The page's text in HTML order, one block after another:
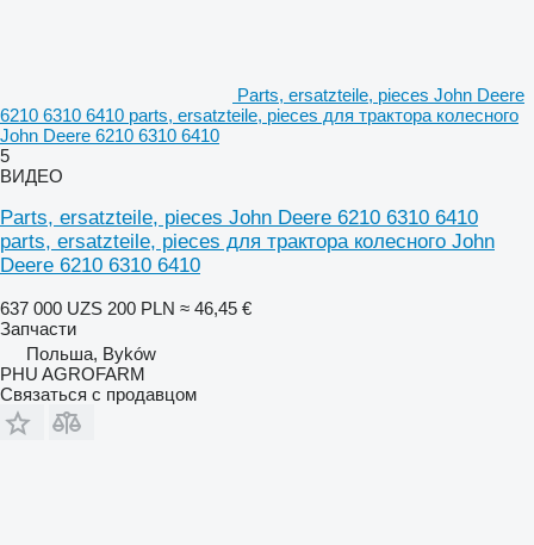
Parts, ersatzteile, pieces John Deere
6210 6310 6410 parts, ersatzteile, pieces для трактора колесного
John Deere 6210 6310 6410
5
ВИДЕО
Parts, ersatzteile, pieces John Deere 6210 6310 6410
parts, ersatzteile, pieces для трактора колесного John
Deere 6210 6310 6410
637 000 UZS 200 PLN ≈ 46,45 €
Запчасти
Польша, Byków
PHU AGROFARM
Связаться с продавцом